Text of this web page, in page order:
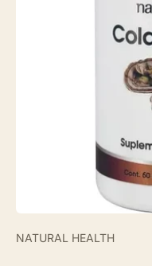
NATURAL HEALTH